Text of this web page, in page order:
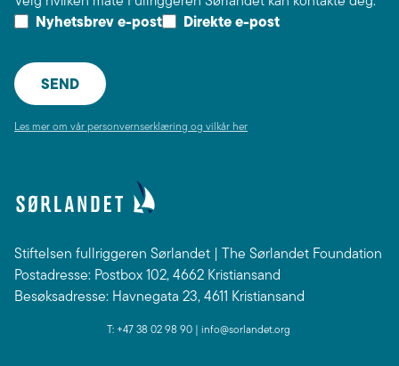
Stiftelsen fullriggeren Sørlandet | The Sørlandet Foundation
Postadresse: Postbox 102, 4662 Kristiansand
Besøksadresse: Havnegata 23, 4611 Kristiansand
T: +47 38 02 98 90 | info@sorlandet.org
Nyhetsbrev e-post Direkte e-post
Les mer om vår personvernserklæring og vilkår her